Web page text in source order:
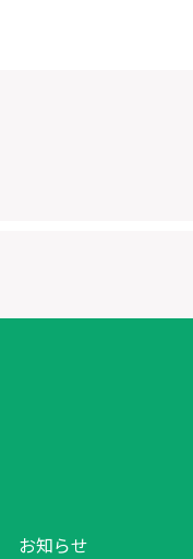
お知らせ